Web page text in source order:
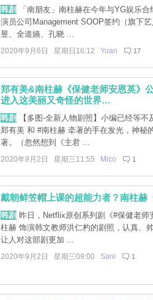
韩剧 「南朋友」南柱赫在今年与YG娱乐
演员公司Management SOOP签约（旗下
昱、全道嬿、孔晓 ...
2020年9月6日 星期日16:12 Yuan 17
郑有美&南柱赫《保健老师安恩英》
进入这美丽又奇怪的世界…
韩剧 【多图-全新人物剧照】小编已经等不
郑有美 和 #南柱赫 牵著的手在发光，神秘
著。（忽然想到《主君 ...
2020年9月2日 星期三11:55 Mico 1
戴朝鲜笠帽上课的超能力者？南柱赫
韩剧 昨日，Netflix原创系列剧《#保健老师
柱赫 饰演韩文教师洪仁杓的剧照，认真、
让人对这部剧更加 ...
2020年9月2日 星期三09:00 Sani 1